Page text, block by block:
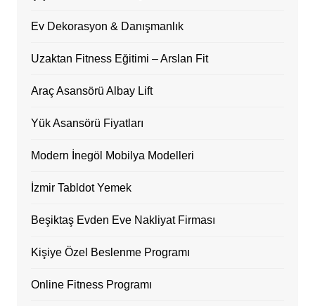
Ev Dekorasyon & Danışmanlık
Uzaktan Fitness Eğitimi – Arslan Fit
Araç Asansörü Albay Lift
Yük Asansörü Fiyatları
Modern İnegöl Mobilya Modelleri
İzmir Tabldot Yemek
Beşiktaş Evden Eve Nakliyat Firması
Kişiye Özel Beslenme Programı
Online Fitness Programı